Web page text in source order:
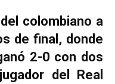
colombiano a
de final, donde
2-0 con dos
del Real